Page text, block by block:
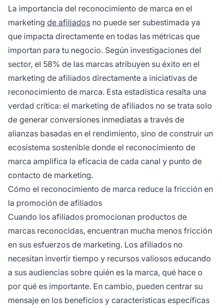
La importancia del reconocimiento de marca en el
marketing de afiliados no puede ser subestimada ya
que impacta directamente en todas las métricas que
importan para tu negocio. Según investigaciones del
sector, el 58% de las marcas atribuyen su éxito en el
marketing de afiliados directamente a iniciativas de
reconocimiento de marca. Esta estadística resalta una
verdad crítica: el marketing de afiliados no se trata solo
de generar conversiones inmediatas a través de
alianzas basadas en el rendimiento, sino de construir un
ecosistema sostenible donde el reconocimiento de
marca amplifica la eficacia de cada canal y punto de
contacto de marketing.
Cómo el reconocimiento de marca reduce la fricción en
la promoción de afiliados
Cuando los afiliados promocionan productos de
marcas reconocidas, encuentran mucha menos fricción
en sus esfuerzos de marketing. Los afiliados no
necesitan invertir tiempo y recursos valiosos educando
a sus audiencias sobre quién es la marca, qué hace o
por qué es importante. En cambio, pueden centrar su
mensaje en los beneficios y características específicas